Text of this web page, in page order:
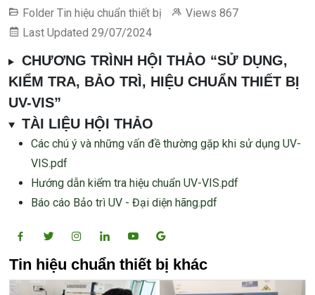
Folder Tin hiệu chuẩn thiết bị Views 867
Last Updated 29/07/2024
CHƯƠNG TRÌNH HỘI THẢO “SỬ DỤNG,
KIỂM TRA, BẢO TRÌ, HIỆU CHUẨN THIẾT BỊ
UV-VIS”
TÀI LIỆU HỘI THẢO
Các chú ý và những vấn đề thường gặp khi sử dụng UV-
VIS.pdf
Hướng dẫn kiểm tra hiệu chuẩn UV-VIS.pdf
Báo cáo Bảo trì UV - Đại diện hãng.pdf
Tin hiệu chuẩn thiết bị khác